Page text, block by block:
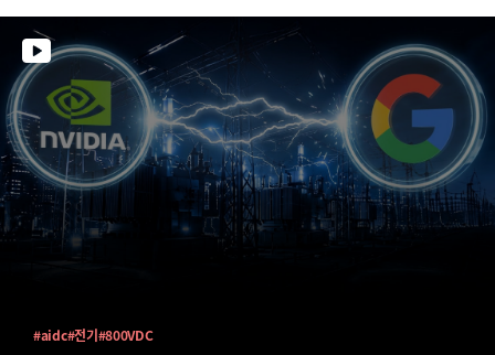
#aidc#전기#800VDC